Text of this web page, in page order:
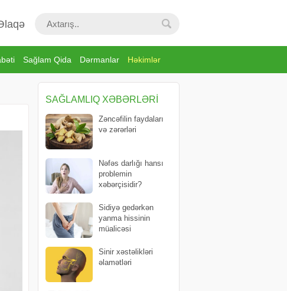
Sağlam Qida Dərmanlar Həkimlər
SAĞLAMLIQ XƏBƏRLƏRI
Zəncəfilin faydaları
və zərərləri
Nəfəs darlığı hansı
problemin
xəbərçisidir?
Sidiyə gedərkən
yanma hissinin
müalicəsi
Sinir xəstəlikləri
əlamətləri